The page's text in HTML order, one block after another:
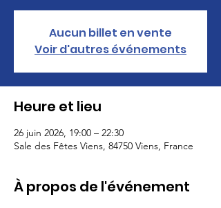
Aucun billet en vente
Voir d'autres événements
Heure et lieu
26 juin 2026, 19:00 – 22:30
Sale des Fêtes Viens, 84750 Viens, France
À propos de l'événement